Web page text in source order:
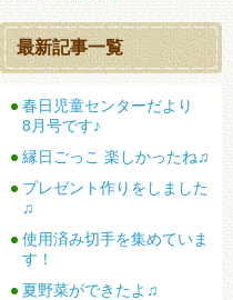
最新記事一覧
春日児童センターだより
8月号です♪
縁日ごっこ 楽しかったね♫
プレゼント作りをしました
♫
使用済み切手を集めていま
す！
夏野菜ができたよ♫